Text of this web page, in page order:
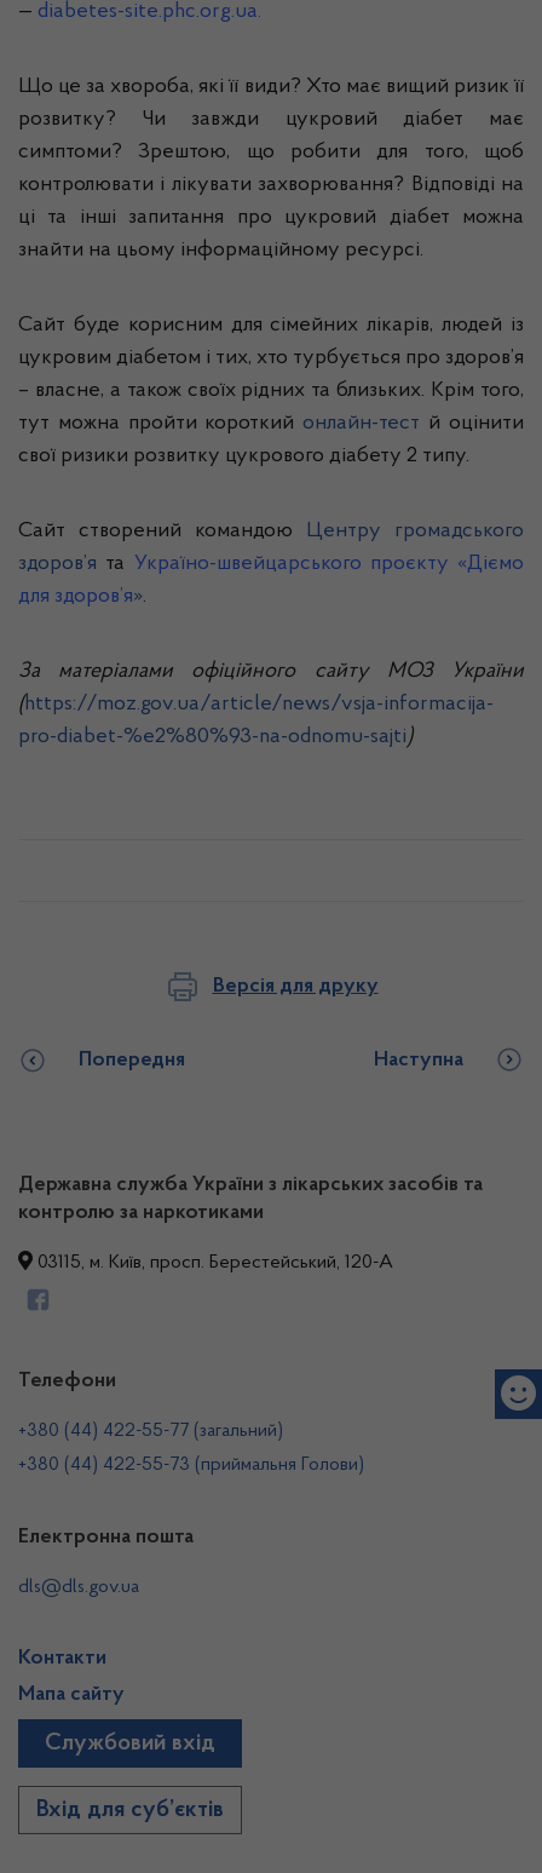
— diabetes-site.phc.org.ua.
Що це за хвороба, які її види? Хто має вищий ризик її
розвитку? Чи завжди цукровий діабет має
симптоми? Зрештою, що робити для того, щоб
контролювати і лікувати захворювання? Відповіді на
ці та інші запитання про цукровий діабет можна
знайти на цьому інформаційному ресурсі.
Сайт буде корисним для сімейних лікарів, людей із
цукровим діабетом і тих, хто турбується про здоров’я
– власне, а також своїх рідних та близьких. Крім того,
тут можна пройти короткий онлайн-тест й оцінити
свої ризики розвитку цукрового діабету 2 типу.
Сайт створений командою
Центру громадського
здоров’я та Україно-швейцарського проєкту «Діємо
для здоров’я».
За матеріалами офіційного сайту МОЗ України
(https://moz.gov.ua/article/news/vsja-informacija-
pro-diabet-%e2%80%93-na-odnomu-sajti)
Версія для друку
Попередня Наступна
Державна служба України з лікарських засобів та
контролю за наркотиками
03115, м. Київ, просп. Берестейський, 120-А
Телефони
+380 (44) 422-55-77 (загальний)
+380 (44) 422-55-73 (приймальня Голови)
Електронна пошта
dls@dls.gov.ua
Контакти
Мапа сайту
Службовий вхід
Вхід для суб’єктів